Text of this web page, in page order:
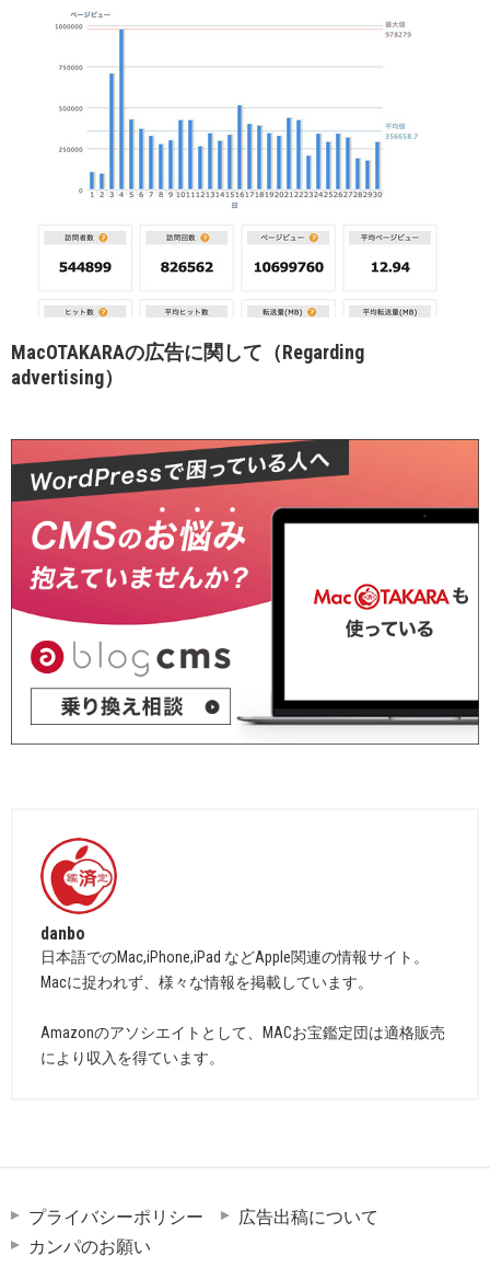
MacOTAKARAの広告に関して（Regarding
advertising）
danbo
日本語でのMac,iPhone,iPad などApple関連の情報サイト。
Macに捉われず、様々な情報を掲載しています。
Amazonのアソシエイトとして、MACお宝鑑定団は適格販売
により収入を得ています。
プライバシーポリシー
広告出稿について
カンパのお願い